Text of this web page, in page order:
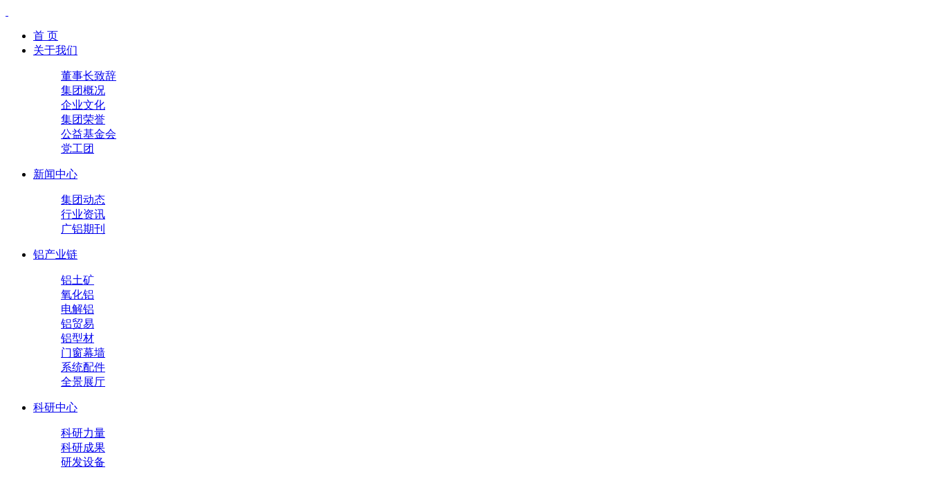
首 页
关于我们
董事长致辞
集团概况
企业文化
集团荣誉
公益基金会
党工团
新闻中心
集团动态
行业资讯
广铝期刊
铝产业链
铝土矿
氧化铝
电解铝
铝贸易
铝型材
门窗幕墙
系统配件
全景展厅
科研中心
科研力量
科研成果
研发设备